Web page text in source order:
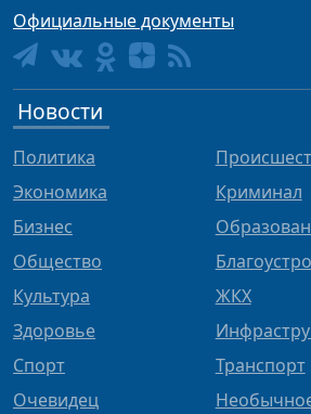
Официальные документы
Новости
Политика
Экономика
Бизнес
Общество
Культура
Здоровье
Спорт
Очевидец
Криминал
ЖКХ
Транспорт